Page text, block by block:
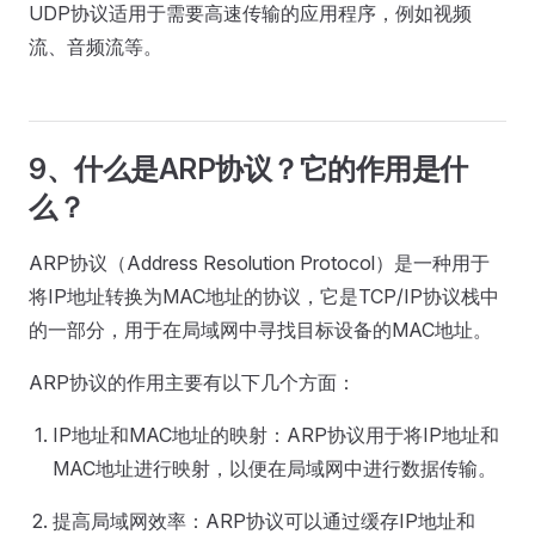
UDP协议适用于需要高速传输的应用程序，例如视频
流、音频流等。
9、什么是ARP协议？它的作用是什
么？
ARP协议（Address Resolution Protocol）是一种用于
将IP地址转换为MAC地址的协议，它是TCP/IP协议栈中
的一部分，用于在局域网中寻找目标设备的MAC地址。
ARP协议的作用主要有以下几个方面：
IP地址和MAC地址的映射：ARP协议用于将IP地址和
MAC地址进行映射，以便在局域网中进行数据传输。
提高局域网效率：ARP协议可以通过缓存IP地址和